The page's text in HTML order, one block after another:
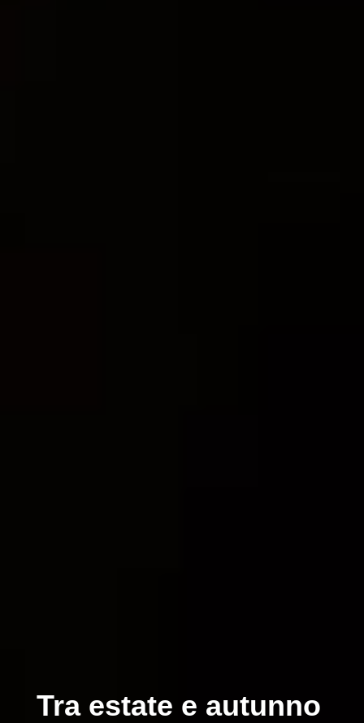
Tra estate e autunno